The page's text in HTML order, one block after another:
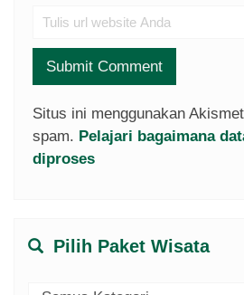
Situs ini menggunakan
spam. Pelajari bagaimana
diproses
Pilih Paket Wisata